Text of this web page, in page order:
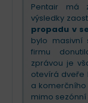
Pentair má
výsledky
propadu v
bylo masivní
firmu
zprávou je
otevírá dveře
a
mimo sezónní